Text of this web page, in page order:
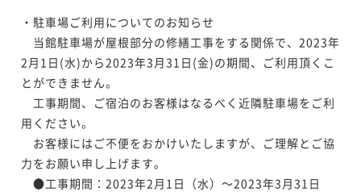
・駐車場ご利用についてのお知らせ
当館駐車場が屋根部分の修繕工事をする関係で、2023年
2月1日(水)から2023年3月31日(金)の期間、ご利用頂くこ
とができません。
工事期間、ご宿泊のお客様はなるべく近隣駐車場をご利
用ください。
お客様にはご不便をおかけいたしますが、ご理解とご協
力をお願い申し上げます。
●工事期間：2023年2月1日（水）～2023年3月31日